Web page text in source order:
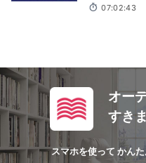
07:02:43
オー
すき
スマホを使って かん